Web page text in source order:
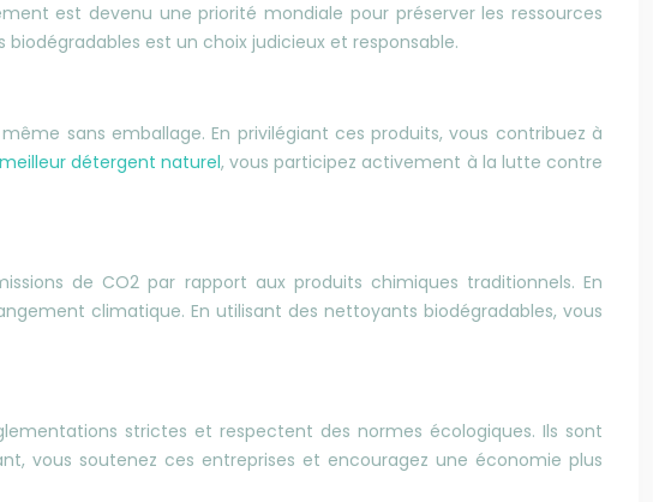
est devenu une priorité mondiale pour préserver les ressources
est un choix judicieux et responsable.
sans emballage. En privilégiant ces produits, vous contribuez à
meilleur détergent naturel, vous participez activement à la lutte contre
de CO2 par rapport aux produits chimiques traditionnels. En
climatique. En utilisant des nettoyants biodégradables, vous
strictes et respectent des normes écologiques. Ils sont
vous soutenez ces entreprises et encouragez une économie plus